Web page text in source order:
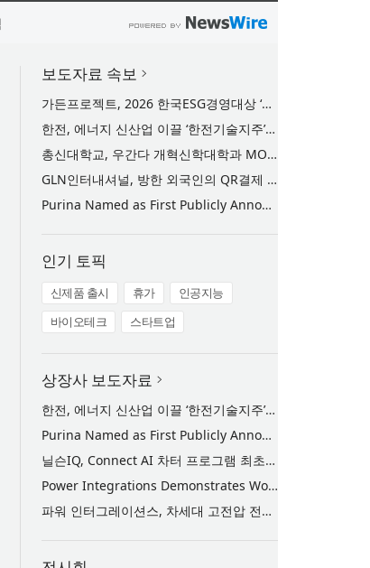
보도자료 속보
가든프로젝트, 2026 한국ESG경영대상 ‘우수상’ 수상… 15년간 축적한 환경 기술과 사회적 가치 인정받아
한전, 에너지 신산업 이끌 ‘한전기술지주’ 공식 출범
총신대학교, 우간다 개혁신학대학과 MOU 체결… 현지 한국어교육센터 협력 추진
GLN인터내셔널, 방한 외국인의 QR결제 서비스 확장 나선다
Purina Named as First Publicly Announced NIQ ConnectAI Charter Client
인기 토픽
신제품 출시 휴가
인공지능
바이오테크
스타트업
상장사 보도자료
한전, 에너지 신산업 이끌 ‘한전기술지주’ 공식 출범
Purina Named as First Publicly Announced NIQ ConnectAI Charter Client
닐슨IQ, Connect AI 차터 프로그램 최초 고객사 ‘퓨리나’ 선정
Power Integrations Demonstrates World’s First 2200 V GaN Technology for Next-Era High-Voltage Power Systems
파워 인터그레이션스, 차세대 고전압 전력 시스템을 위한 세계 최초의 2200V GaN 기술 시연